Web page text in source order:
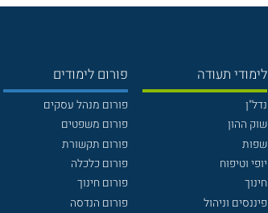
לימודי תעודה
נדל"ן
שוק ההון
שפות
יופי וטיפוח
חינוך
פיננסים וניהול
פורום לימודים
פורום מנהל עסקים
פורום משפטים
פורום תקשורת
פורום כלכלה
פורום חינוך
פורום הנדסה